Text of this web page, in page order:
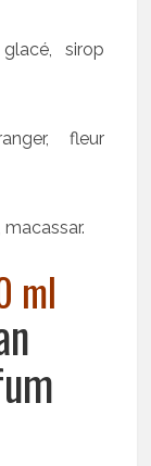
sirop
fleur
ml